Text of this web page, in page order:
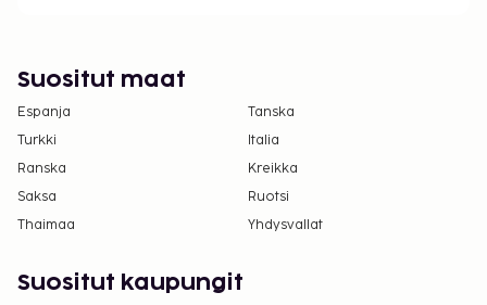
Suositut maat
Espanja
Tanska
Turkki
Italia
Ranska
Kreikka
Saksa
Ruotsi
Thaimaa
Yhdysvallat
Suositut kaupungit